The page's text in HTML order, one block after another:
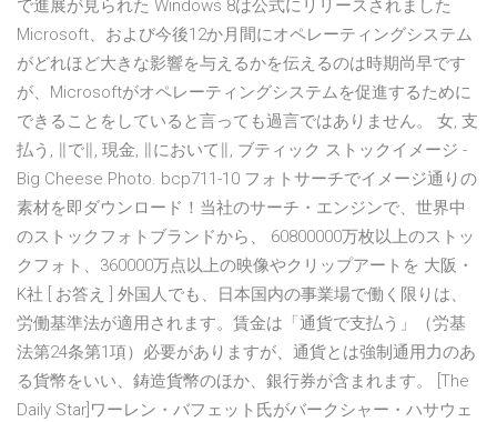
で進展が見られた Windows 8は公式にリリースされました
Microsoft、および今後12か月間にオペレーティングシステム
がどれほど大きな影響を与えるかを伝えるのは時期尚早です
が、Microsoftがオペレーティングシステムを促進するために
できることをしていると言っても過言ではありません。 女, 支
払う, ∥で∥, 現金, ∥において∥, ブティック ストックイメージ -
Big Cheese Photo. bcp711-10 フォトサーチでイメージ通りの
素材を即ダウンロード！当社のサーチ・エンジンで、世界中
のストックフォトブランドから、 60800000万枚以上のストッ
クフォト、360000万点以上の映像やクリップアートを 大阪・
K社 [ お答え ] 外国人でも、日本国内の事業場で働く限りは、
労働基準法が適用されます。賃金は「通貨で支払う」（労基
法第24条第1項）必要がありますが、通貨とは強制通用力のあ
る貨幣をいい、鋳造貨幣のほか、銀行券が含まれます。 [The
Daily Star]ワーレン・バフェット氏がバークシャー・ハサウェ